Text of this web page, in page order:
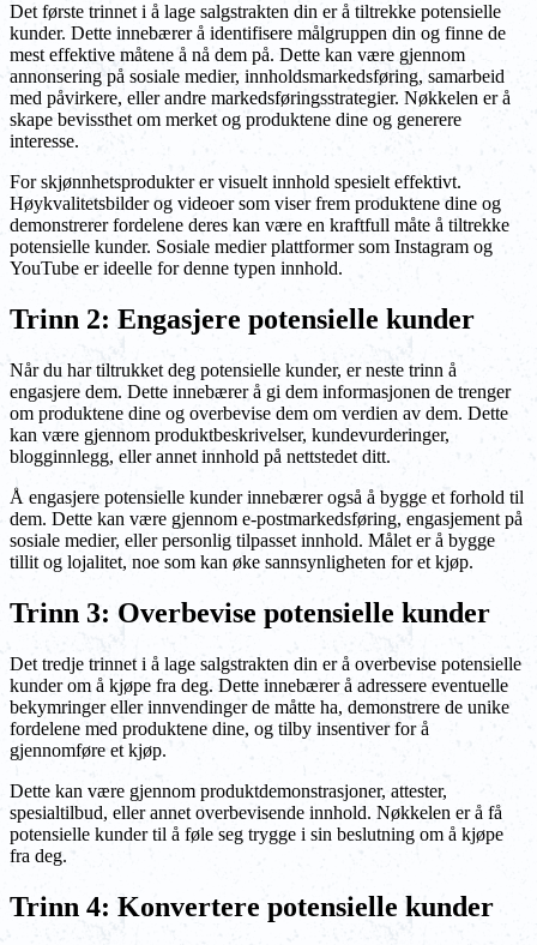
Det første trinnet i å lage salgstrakten din er å tiltrekke potensielle
kunder. Dette innebærer å identifisere målgruppen din og finne de
mest effektive måtene å nå dem på. Dette kan være gjennom
annonsering på sosiale medier, innholdsmarkedsføring, samarbeid
med påvirkere, eller andre markedsføringsstrategier. Nøkkelen er å
skape bevissthet om merket og produktene dine og generere
interesse.
For skjønnhetsprodukter er visuelt innhold spesielt effektivt.
Høykvalitetsbilder og videoer som viser frem produktene dine og
demonstrerer fordelene deres kan være en kraftfull måte å tiltrekke
potensielle kunder. Sosiale medier plattformer som Instagram og
YouTube er ideelle for denne typen innhold.
Trinn 2: Engasjere potensielle kunder
Når du har tiltrukket deg potensielle kunder, er neste trinn å
engasjere dem. Dette innebærer å gi dem informasjonen de trenger
om produktene dine og overbevise dem om verdien av dem. Dette
kan være gjennom produktbeskrivelser, kundevurderinger,
blogginnlegg, eller annet innhold på nettstedet ditt.
Å engasjere potensielle kunder innebærer også å bygge et forhold til
dem. Dette kan være gjennom e-postmarkedsføring, engasjement på
sosiale medier, eller personlig tilpasset innhold. Målet er å bygge
tillit og lojalitet, noe som kan øke sannsynligheten for et kjøp.
Trinn 3: Overbevise potensielle kunder
Det tredje trinnet i å lage salgstrakten din er å overbevise potensielle
kunder om å kjøpe fra deg. Dette innebærer å adressere eventuelle
bekymringer eller innvendinger de måtte ha, demonstrere de unike
fordelene med produktene dine, og tilby insentiver for å
gjennomføre et kjøp.
Dette kan være gjennom produktdemonstrasjoner, attester,
spesialtilbud, eller annet overbevisende innhold. Nøkkelen er å få
potensielle kunder til å føle seg trygge i sin beslutning om å kjøpe
fra deg.
Trinn 4: Konvertere potensielle kunder